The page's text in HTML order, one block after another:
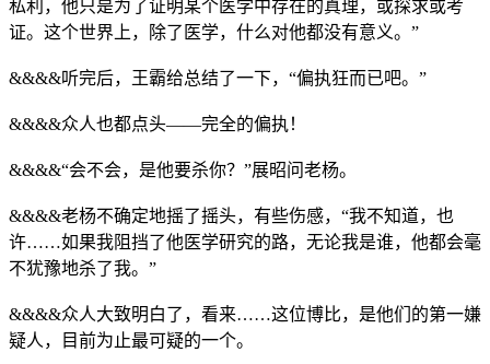
私利，他只是为了证明某个医学中存在的真理，或探求或考
证。这个世界上，除了医学，什么对他都没有意义。”
&&&&听完后，王霸给总结了一下，“偏执狂而已吧。”
&&&&众人也都点头——完全的偏执！
&&&&“会不会，是他要杀你？”展昭问老杨。
&&&&老杨不确定地摇了摇头，有些伤感，“我不知道，也
许……如果我阻挡了他医学研究的路，无论我是谁，他都会毫
不犹豫地杀了我。”
&&&&众人大致明白了，看来……这位博比，是他们的第一嫌
疑人，目前为止最可疑的一个。